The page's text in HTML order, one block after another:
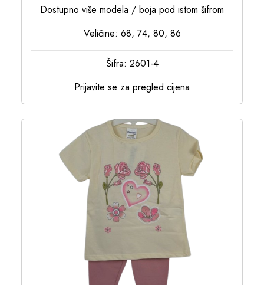
Dostupno više modela / boja pod istom šifrom
Veličine: 68, 74, 80, 86
Šifra: 2601-4
Prijavite se za pregled cijena